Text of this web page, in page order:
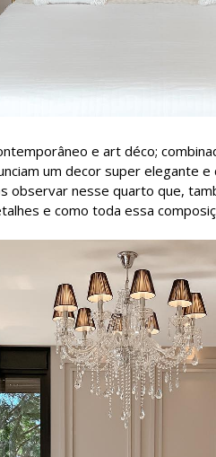
e art déco;
um decor super elegante
observar nesse quarto que,
e como toda essa